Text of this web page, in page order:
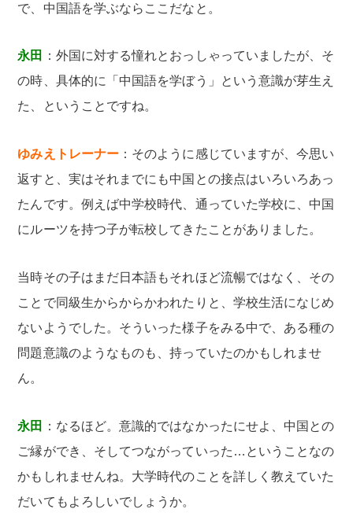
で、中国語を学ぶならここだなと。
永田
：外国に対する憧れとおっしゃっていましたが、そ
の時、具体的に「中国語を学ぼう」という意識が芽生え
た、ということですね。
ゆみえトレーナー ：そのように感じていますが、今思い
返すと、実はそれまでにも中国との接点はいろいろあっ
たんです。例えば中学校時代、通っていた学校に、中国
にルーツを持つ子が転校してきたことがありました。
当時その子はまだ日本語もそれほど流暢ではなく、その
ことで同級生からからかわれたりと、学校生活になじめ
ないようでした。そういった様子をみる中で、ある種の
問題意識のようなものも、持っていたのかもしれませ
ん。
永田
：なるほど。意識的ではなかったにせよ、中国との
ご縁ができ、そしてつながっていった…ということなの
かもしれませんね。大学時代のことを詳しく教えていた
だいてもよろしいでしょうか。